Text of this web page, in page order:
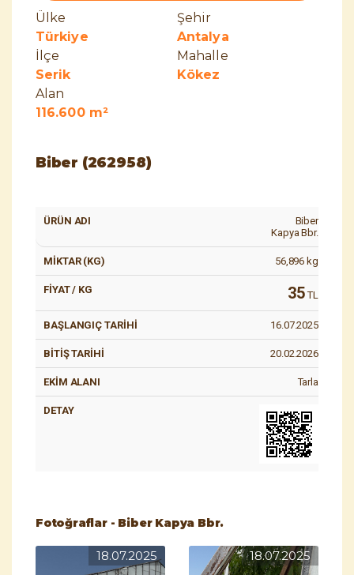
Ülke
Türkiye
Şehir
Antalya
İlçe
Serik
Mahalle
Kökez
Alan
116.600 m²
Biber (262958)
Biber
Kapya Bbr.
56,896 kg
35TL
16.07.2025
20.02.2026
Tarla
Fotoğraflar - Biber Kapya Bbr.
18.07.2025 18.07.2025